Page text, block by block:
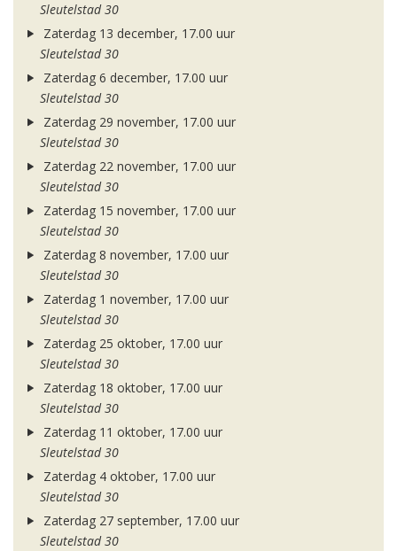
Sleutelstad 30
Zaterdag 13 december, 17.00 uur
Sleutelstad 30
Zaterdag 6 december, 17.00 uur
Sleutelstad 30
Zaterdag 29 november, 17.00 uur
Sleutelstad 30
Zaterdag 22 november, 17.00 uur
Sleutelstad 30
Zaterdag 15 november, 17.00 uur
Sleutelstad 30
Zaterdag 8 november, 17.00 uur
Sleutelstad 30
Zaterdag 1 november, 17.00 uur
Sleutelstad 30
Zaterdag 25 oktober, 17.00 uur
Sleutelstad 30
Zaterdag 18 oktober, 17.00 uur
Sleutelstad 30
Zaterdag 11 oktober, 17.00 uur
Sleutelstad 30
Zaterdag 4 oktober, 17.00 uur
Sleutelstad 30
Zaterdag 27 september, 17.00 uur
Sleutelstad 30